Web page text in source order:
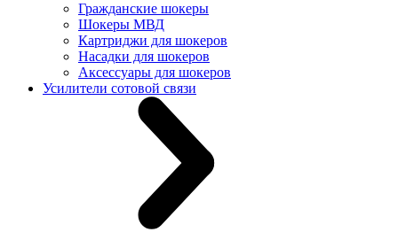
Гражданские шокеры
Шокеры МВД
Картриджи для шокеров
Насадки для шокеров
Аксессуары для шокеров
Усилители сотовой связи